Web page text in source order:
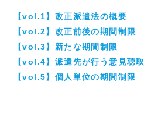
【vol.1】改正派遣法の概要
【vol.2】改正前後の期間制限
【vol.3】新たな期間制限
【vol.4】派遣先が行う意見聴取
【vol.5】個人単位の期間制限